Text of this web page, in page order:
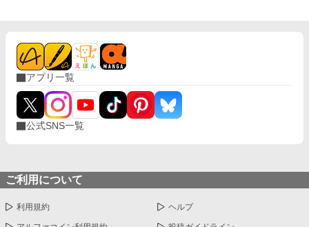
アプリ一覧
公式SNS一覧
ご利用について
利用規約 ヘルプ